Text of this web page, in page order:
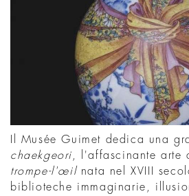
Il Musée Guimet dedica una
chaekgeori , l'affascinante arte
trompe-l'œilnata nel XVIII
biblioteche immaginarie,